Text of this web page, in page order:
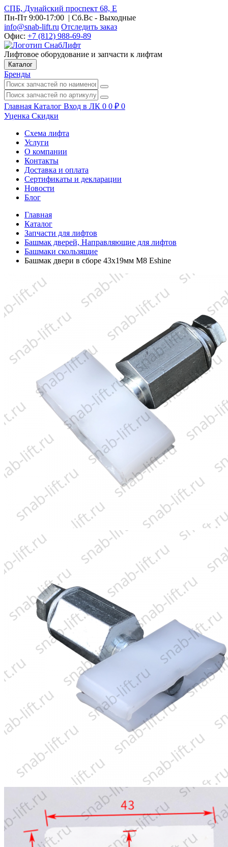
СПБ, Дунайский проспект 68, Е
Пн-Пт 9:00-17:00 | Сб.Вс - Выходные
info@snab-lift.ru Отследить заказ
Офис: +7 (812) 988-69-89
Лифтовое оборудование и запчасти к лифтам
Каталог
Бренды
Главная Каталог Вход в ЛК 0 0 ₽ 0
Уценка Скидки
Схема лифта
Услуги
О компании
Контакты
Доставка и оплата
Сертификаты и декларации
Новости
Блог
Главная
Каталог
Запчасти для лифтов
Башмак дверей, Направляющие для лифтов
Башмаки скользящие
Башмак двери в сборе 43х19мм M8 Eshine